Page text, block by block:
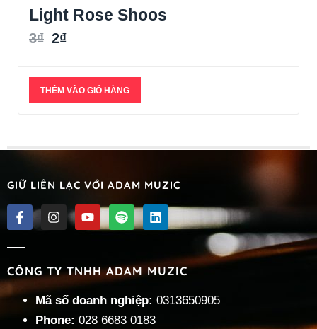
Light Rose Shoos
3₫ 2₫
THÊM VÀO GIỎ HÀNG
GIỮ LIÊN LẠC VỚI ADAM MUZIC
CÔNG TY TNHH ADAM MUZIC
Mã số doanh nghiệp: 0313650905
Phone: 028 6683 0183